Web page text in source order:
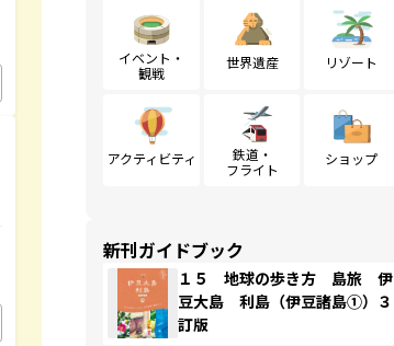
イベント・
観戦
世界遺産 リゾート
アクティビティ
鉄道・
フライト
ショップ
新刊ガイドブック
１５ 地球の歩き方 島旅 伊
豆大島 利島（伊豆諸島①）３
訂版